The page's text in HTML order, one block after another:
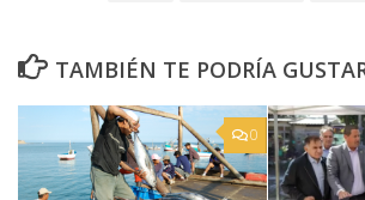
TAMBIÉN TE PODRÍA
0